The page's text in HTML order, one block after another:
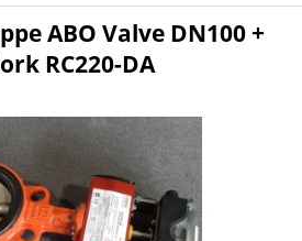
ABO Valve DN100 +
RC220-DA